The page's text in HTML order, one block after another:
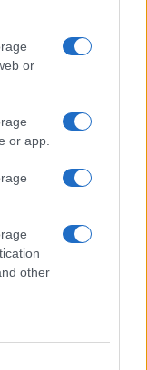
or
or app.
other
$85,763.00